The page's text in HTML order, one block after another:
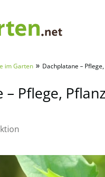
im Garten » Dachplatane –
– Pflege,